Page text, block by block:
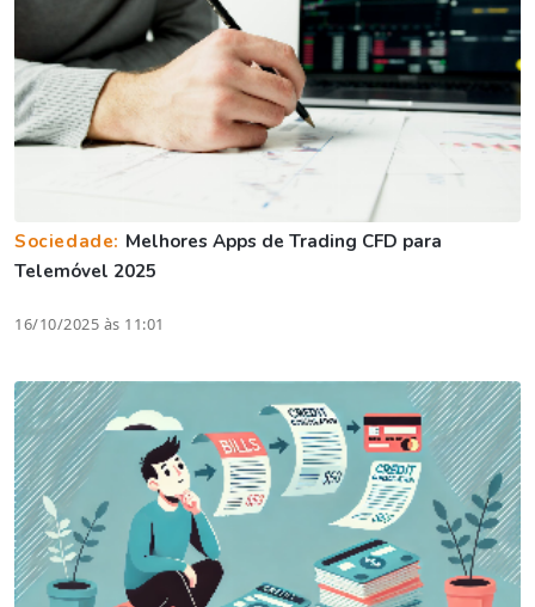
Sociedade: Melhores Apps de Trading CFD para
Telemóvel 2025
16/10/2025 às 11:01